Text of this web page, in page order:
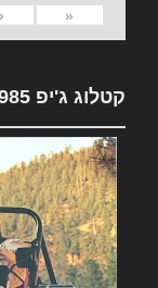
«
‹
קטלוג ג'יפ 1985